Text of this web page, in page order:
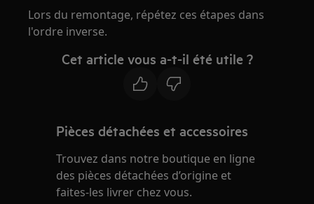
Lors du remontage, répétez ces étapes dans
l'ordre inverse.
Cet article vous a-t-il été utile ?
Pièces détachées et accessoires
Trouvez dans notre boutique en ligne
des pièces détachées d’origine et
faites-les livrer chez vous.